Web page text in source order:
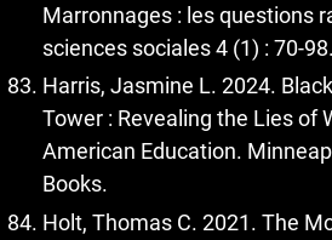
Marronnages : les questions
sciences sociales 4 (1) : 70-98.
Harris, Jasmine L. 2024.
Tower : Revealing the Lies of
American Education.
Books.
Holt, Thomas C. 2021. The